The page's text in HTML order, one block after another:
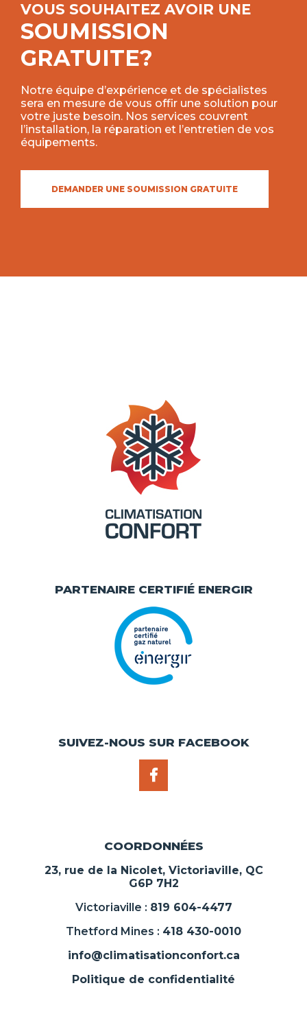
VOUS SOUHAITEZ AVOIR UNE
SOUMISSION
GRATUITE?
Notre équipe d’expérience et de spécialistes
sera en mesure de vous offir une solution pour
votre juste besoin. Nos services couvrent
l’installation, la réparation et l’entretien de vos
équipements.
DEMANDER UNE SOUMISSION GRATUITE
PARTENAIRE CERTIFIÉ ENERGIR
SUIVEZ-NOUS SUR FACEBOOK
COORDONNÉES
23, rue de la Nicolet, Victoriaville, QC
G6P 7H2
Victoriaville : 819 604-4477
Thetford Mines : 418 430-0010
info@climatisationconfort.ca
Politique de confidentialité